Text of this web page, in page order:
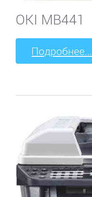
OKI MB441
Подробнее...